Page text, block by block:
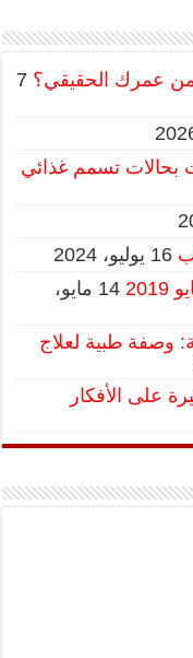
عمرك الحقيقي؟ 7
بحالات تسمم غذائي
16 يوليو، 2024
14 مايو،
طبية لعلاج
على الأفكار